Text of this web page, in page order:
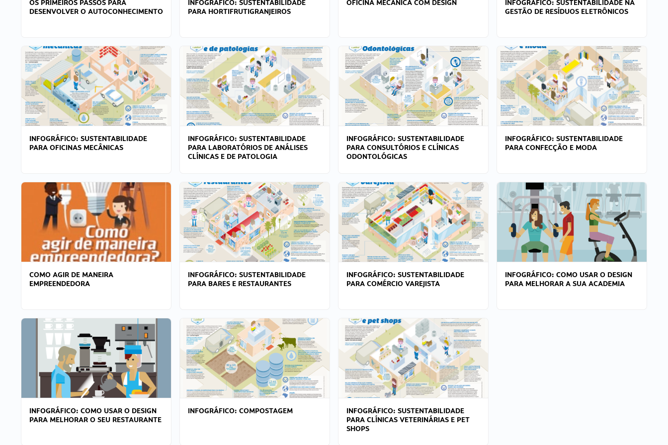
OS PRIMEIROS PASSOS PARA
DESENVOLVER O AUTOCONHECIMENTO
INFOGRÁFICO: SUSTENTABILIDADE
PARA HORTIFRUTIGRANJEIROS
OFICINA MECÂNICA COM DESIGN
INFOGRÁFICO: SUSTENTABILIDADE NA
GESTÃO DE RESÍDUOS ELETRÔNICOS
INFOGRÁFICO: SUSTENTABILIDADE
PARA OFICINAS MECÂNICAS
INFOGRÁFICO: SUSTENTABILIDADE
PARA LABORATÓRIOS DE ANÁLISES
CLÍNICAS E DE PATOLOGIA
INFOGRÁFICO: SUSTENTABILIDADE
PARA CONSULTÓRIOS E CLÍNICAS
ODONTOLÓGICAS
INFOGRÁFICO: SUSTENTABILIDADE
PARA CONFECÇÃO E MODA
COMO AGIR DE MANEIRA
EMPREENDEDORA
INFOGRÁFICO: SUSTENTABILIDADE
PARA BARES E RESTAURANTES
INFOGRÁFICO: SUSTENTABILIDADE
PARA COMÉRCIO VAREJISTA
INFOGRÁFICO: COMO USAR O DESIGN
PARA MELHORAR A SUA ACADEMIA
INFOGRÁFICO: COMO USAR O DESIGN
PARA MELHORAR O SEU RESTAURANTE
INFOGRÁFICO: COMPOSTAGEM
INFOGRÁFICO: SUSTENTABILIDADE
PARA CLÍNICAS VETERINÁRIAS E PET
SHOPS